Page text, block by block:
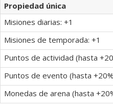
Propiedad única
Misiones diarias: +1
Misiones de temporada: +1
Puntos de actividad (hasta
Puntos de evento (hasta
Monedas de arena (hasta